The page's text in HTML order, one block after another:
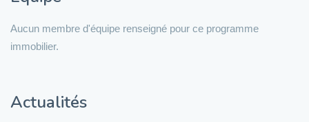
Aucun membre d'équipe renseigné pour ce programme
immobilier.
Actualités